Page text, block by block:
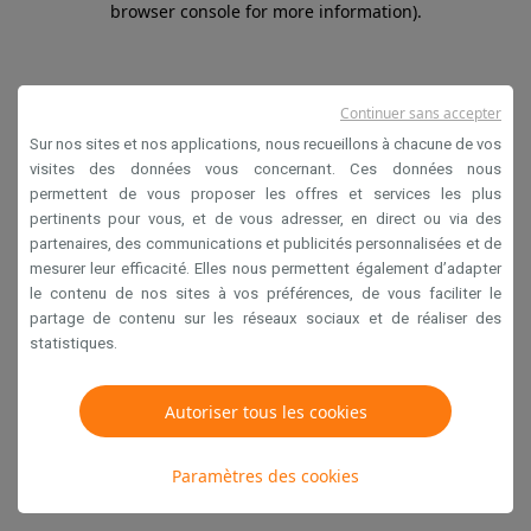
browser console for more information).
Sur nos sites et nos applications, nous recueillons à chacune de vos
visites des données vous concernant. Ces données nous
permettent de vous proposer les offres et services les plus
pertinents pour vous, et de vous adresser, en direct ou via des
partenaires, des communications et publicités personnalisées et de
mesurer leur efficacité. Elles nous permettent également d’adapter
le contenu de nos sites à vos préférences, de vous faciliter le
partage de contenu sur les réseaux sociaux et de réaliser des
statistiques.
Autoriser tous les cookies
Paramètres des cookies
Continuer sans accepter